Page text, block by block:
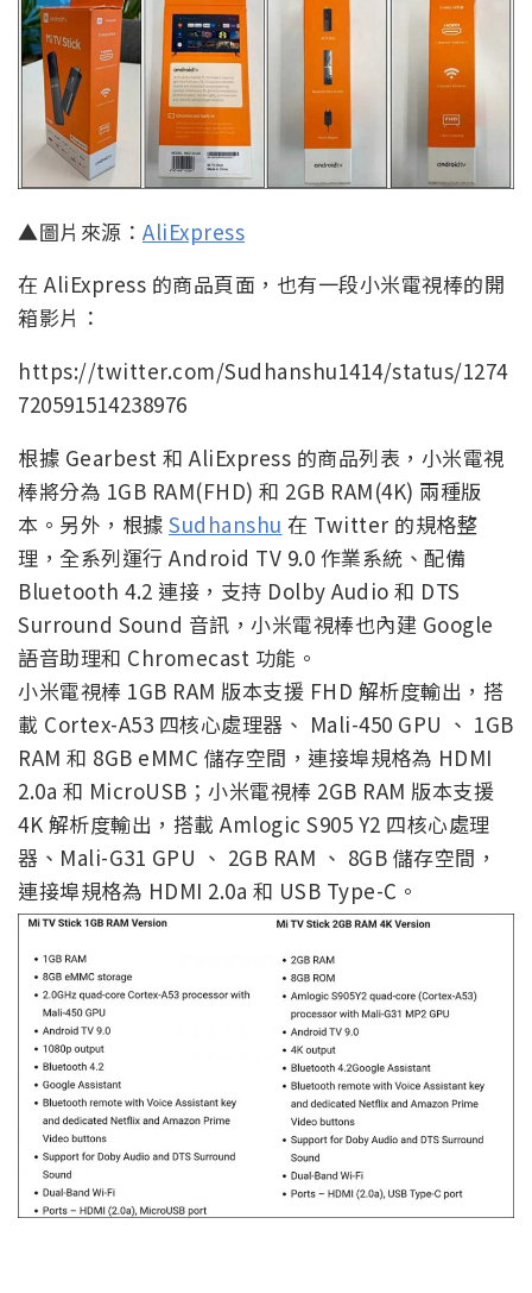
▲圖片來源： AliExpress
在 AliExpress 的商品頁面，也有一段小米電視棒的開
箱影片：
https://twitter.com/Sudhanshu1414/status/1274
720591514238976
根據 Gearbest 和 AliExpress 的商品列表， 小米電視
棒將分為 1GB RAM(FHD) 和 2GB RAM(4K) 兩種版
本。另外，根據 Sudhanshu 在 Twitter 的規格整
理，全系列運行 Android TV 9.0 作業系統、配備
Bluetooth 4.2 連接，支持 Dolby Audio 和 DTS
Surround Sound 音訊，小米電視棒也內建 Google
語音助理和 Chromecast 功能。
小米電視棒 1GB RAM 版本支援 FHD 解析度輸出，搭
載 Cortex-A53 四核心處理器、 Mali-450 GPU 、 1GB
RAM 和 8GB eMMC 儲存空間，連接埠規格為 HDMI
2.0a 和 MicroUSB；小米電視棒 2GB RAM 版本支援
4K 解析度輸出，搭載 Amlogic S905 Y2 四核心處理
器、Mali-G31 GPU 、 2GB RAM 、 8GB 儲存空間，
連接埠規格為 HDMI 2.0a 和 USB Type-C。